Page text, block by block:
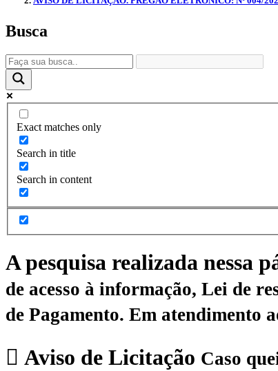
Busca
Exact matches only
Search in title
Search in content
A pesquisa realizada nessa
de acesso à informação, Lei de
de Pagamento. Em atendimento
Aviso de Licitação Caso